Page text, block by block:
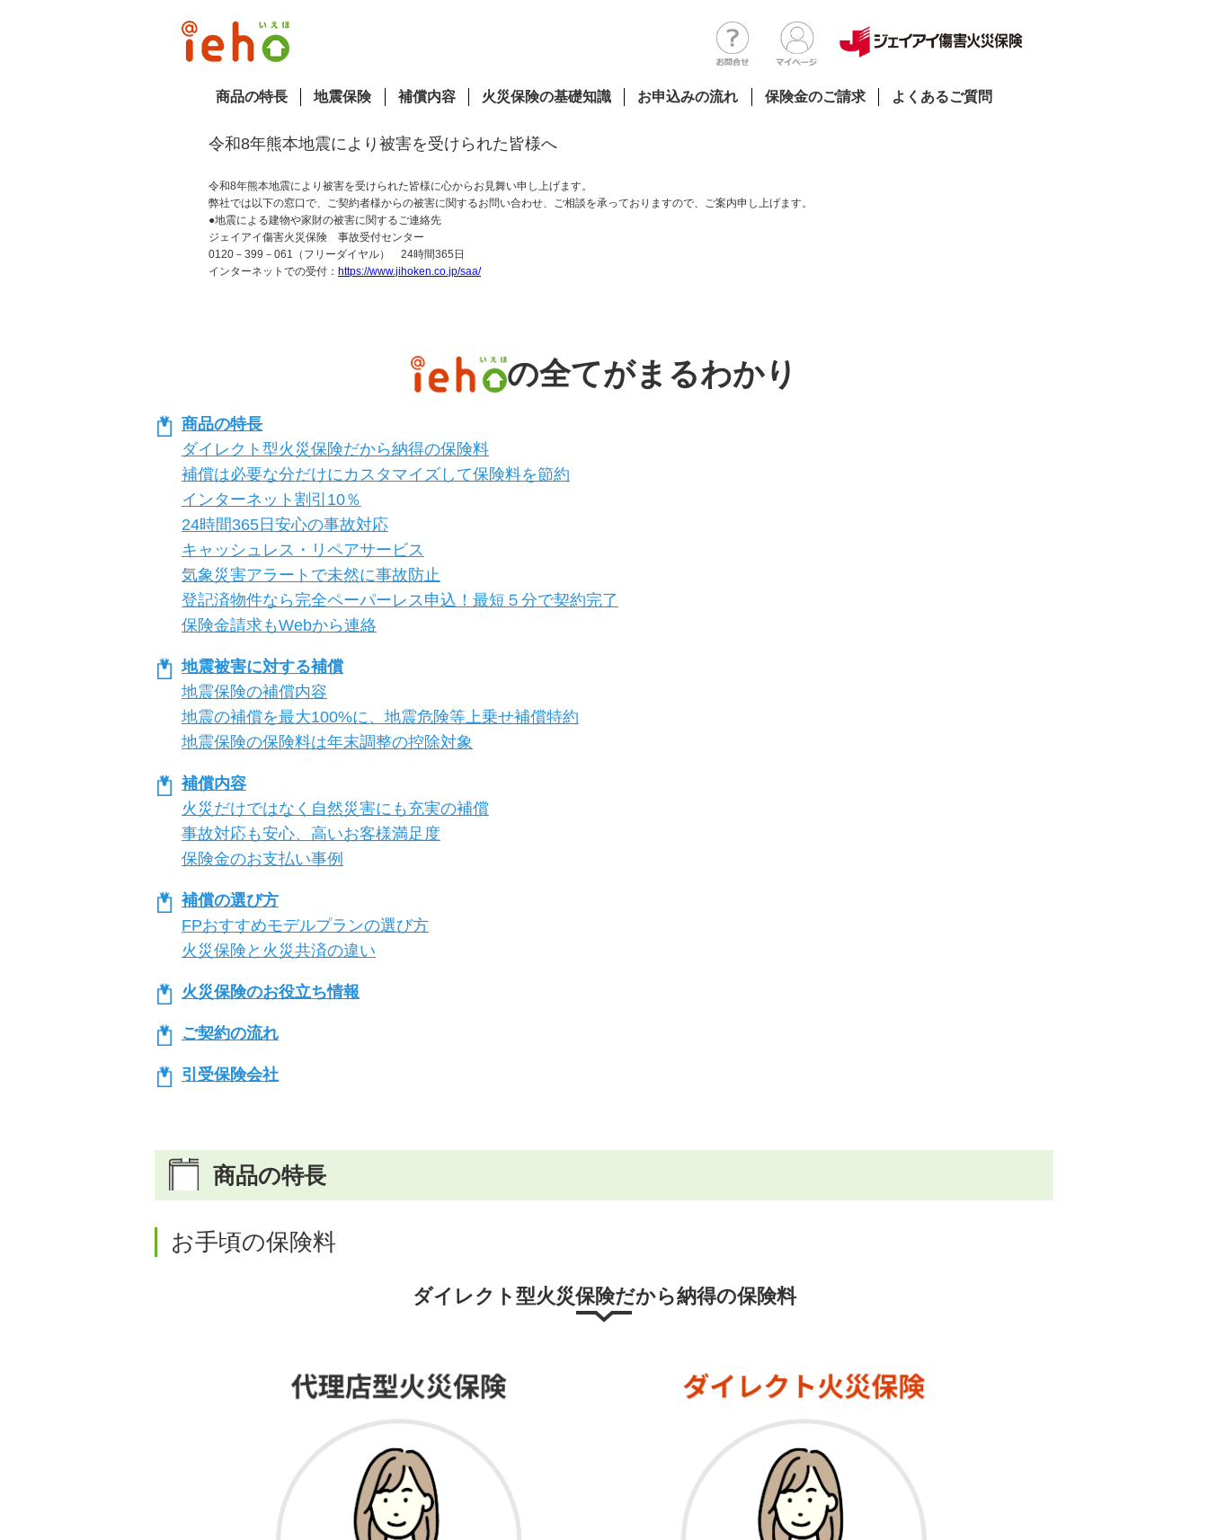
商品の特長 地震保険 補償内容 火災保険の基礎知識 お申込みの流れ 保険金のご請求 よくあるご質問
令和8年熊本地震により被害を受けられた皆様へ
令和8年熊本地震により被害を受けられた皆様に心からお見舞い申し上げます。
弊社では以下の窓口で、ご契約者様からの被害に関するお問い合わせ、ご相談を承っておりますので、ご案内申し上げます。
●地震による建物や家財の被害に関するご連絡先
ジェイアイ傷害火災保険 事故受付センター
0120－399－061（フリーダイヤル） 24時間365日
インターネットでの受付： https://www.jihoken.co.jp/saa/
お見積りに進む
の全てがまるわかり
商品の特長
ダイレクト型火災保険だから納得の保険料
補償は必要な分だけにカスタマイズして保険料を節約
インターネット割引10％
24時間365日安心の事故対応
キャッシュレス・リペアサービス
気象災害アラートで未然に事故防止
登記済物件なら完全ペーパーレス申込！最短５分で契約完了
保険金請求もWebから連絡
地震被害に対する補償
地震保険の補償内容
地震の補償を最大100%に、地震危険等上乗せ補償特約
地震保険の保険料は年末調整の控除対象
補償内容
火災だけではなく自然災害にも充実の補償
事故対応も安心、高いお客様満足度
保険金のお支払い事例
補償の選び方
FPおすすめモデルプランの選び方
火災保険と火災共済の違い
火災保険のお役立ち情報
ご契約の流れ
引受保険会社
商品の特長
お手頃の保険料
ダイレクト型火災保険だから納得の保険料